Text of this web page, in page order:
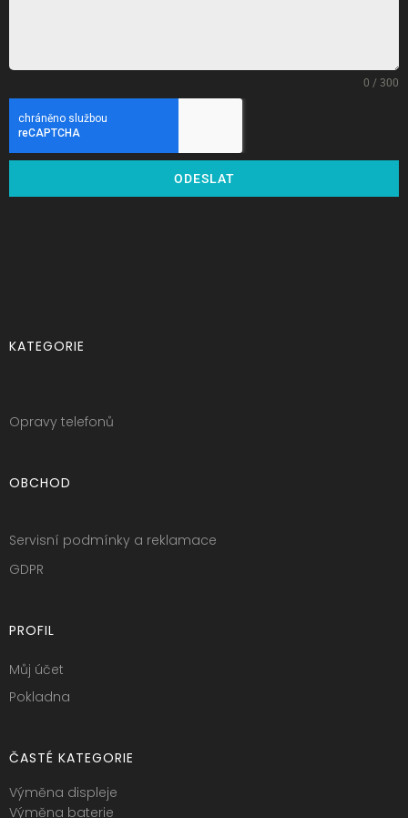
0 / 300
ODESLAT
KATEGORIE
Opravy telefonů
OBCHOD
Servisní podmínky a reklamace
GDPR
PROFIL
Můj účet
Pokladna
ČASTÉ KATEGORIE
Výměna displeje
Výměna baterie